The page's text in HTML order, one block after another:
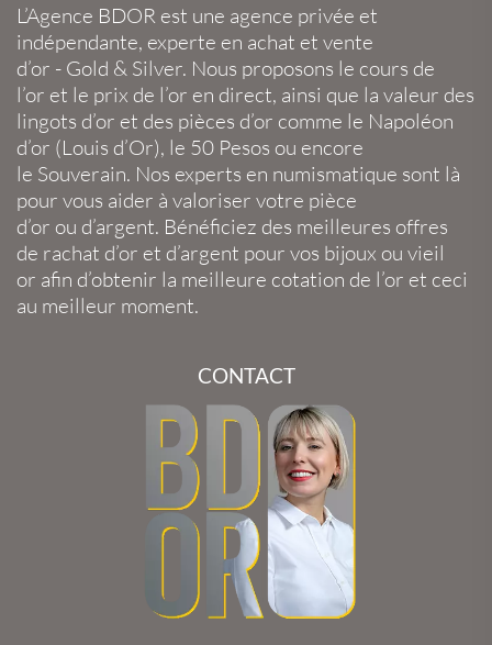
L’Agence BDOR est une agence privée et
indépendante, experte en achat et vente
d’or - Gold & Silver. Nous proposons le cours de
l’or et le prix de l’or en direct, ainsi que la valeur des
lingots d’or et des pièces d’or comme le Napoléon
d’or (Louis d’Or), le 50 Pesos ou encore
le Souverain. Nos experts en numismatique sont là
pour vous aider à valoriser votre pièce
d’or ou d’argent. Bénéficiez des meilleures offres
de rachat d’or et d’argent pour vos bijoux ou vieil
or afin d’obtenir la meilleure cotation de l’or et ceci
au meilleur moment.
CONTACT